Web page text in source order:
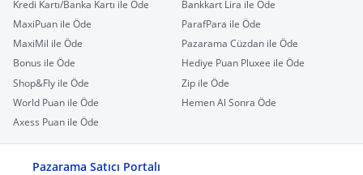
Kredi Kartı/Banka Kartı ile Öde
Bankkart Lira ile Öde
MaxiPuan ile Öde
ParafPara ile Öde
MaxiMil ile Öde
Pazarama Cüzdan ile Öde
Bonus ile Öde
Hediye Puan Pluxee ile Öde
Shop&Fly ile Öde
Zip ile Öde
World Puan ile Öde
Hemen Al Sonra Öde
Axess Puan ile Öde
Pazarama Satıcı Portalı